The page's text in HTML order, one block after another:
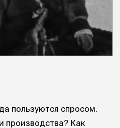
пользуются спросом.
производства? Как